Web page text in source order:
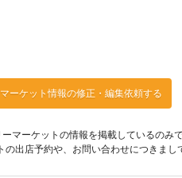
ーケット情報の修正・編集依頼する
マーケットの情報を掲載しているのみ
の出店予約や、お問い合わせにつきま